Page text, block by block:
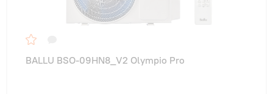
BALLU BSO-09HN8_V2 Olympio Pro